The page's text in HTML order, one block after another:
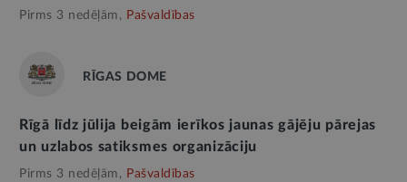
Pirms 3 nedēļām, Pašvaldības
RĪGAS DOME
Rīgā līdz jūlija beigām ierīkos jaunas gājēju pārejas
un uzlabos satiksmes organizāciju
Pirms 3 nedēļām, Pašvaldības